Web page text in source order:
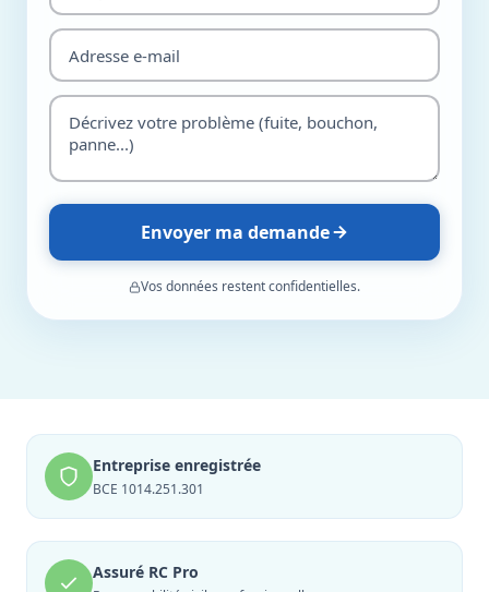
Envoyer ma demande
Vos données restent confidentielles.
Entreprise enregistrée
BCE 1014.251.301
Assuré RC Pro